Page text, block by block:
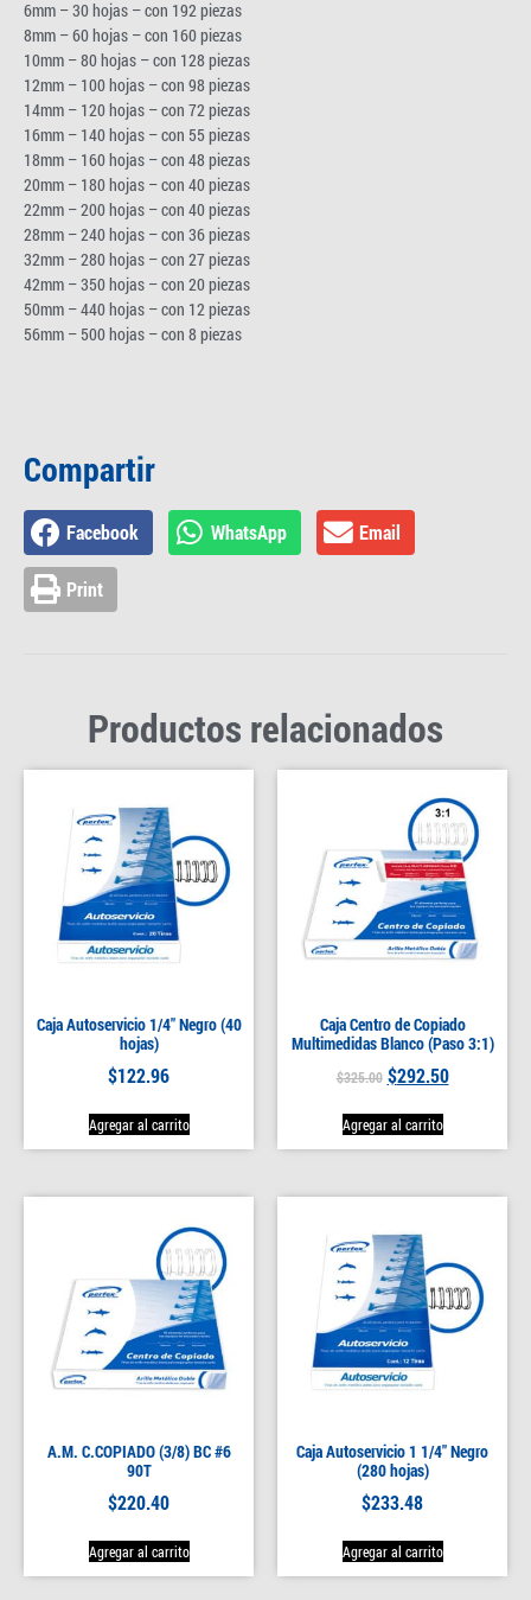
6mm – 30 hojas – con 192 piezas
8mm – 60 hojas – con 160 piezas
10mm – 80 hojas – con 128 piezas
12mm – 100 hojas – con 98 piezas
14mm – 120 hojas – con 72 piezas
16mm – 140 hojas – con 55 piezas
18mm – 160 hojas – con 48 piezas
20mm – 180 hojas – con 40 piezas
22mm – 200 hojas – con 40 piezas
28mm – 240 hojas – con 36 piezas
32mm – 280 hojas – con 27 piezas
42mm – 350 hojas – con 20 piezas
50mm – 440 hojas – con 12 piezas
56mm – 500 hojas – con 8 piezas
Compartir
Facebook WhatsApp Email
Print
Productos relacionados
Caja Autoservicio 1/4″ Negro (40
hojas)
$122.96
Agregar al carrito
Caja Centro de Copiado
Multimedidas Blanco (Paso 3:1)
$325.00 $292.50
Agregar al carrito
A.M. C.COPIADO (3/8) BC #6
90T
$220.40
Agregar al carrito
Caja Autoservicio 1 1/4″ Negro
(280 hojas)
$233.48
Agregar al carrito